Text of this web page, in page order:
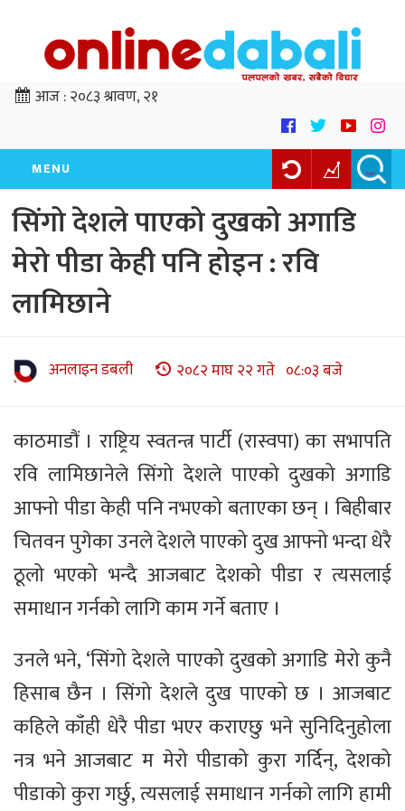
आज :२०८३ श्रावण, २१
MENU
सिंगो देशले पाएको दुखको अगाडि
मेरो पीडा केही पनि होइन : रवि
लामिछाने
अनलाइन डबली २०८२ माघ २२ गते ०८:०३ बजे
काठमाडौं । राष्ट्रिय स्वतन्त्र पार्टी (रास्वपा) का सभापति
रवि लामिछानेले सिंगो देशले पाएको दुखको अगाडि
आफ्नो पीडा केही पनि नभएको बताएका छन् । बिहीबार
चितवन पुगेका उनले देशले पाएको दुख आफ्नो भन्दा धेरै
ठूलो भएको भन्दै आजबाट देशको पीडा र त्यसलाई
समाधान गर्नको लागि काम गर्ने बताए ।
उनले भने, ‘सिंगो देशले पाएको दुखको अगाडि मेरो कुनै
हिसाब छैन । सिंगो देशले दुख पाएको छ । आजबाट
कहिले काँही धेरै पीडा भएर कराएछु भने सुनिदिनुहोला
नत्र भने आजबाट म मेरो पीडाको कुरा गर्दिन्, देशको
पीडाको कुरा गर्छु, त्यसलाई समाधान गर्नको लागि हामी